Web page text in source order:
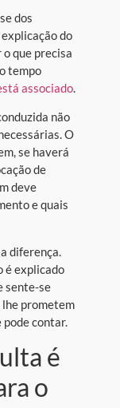
dos
do
que precisa
tempo
associado.
não
O
se haverá
de
deve
e quais
diferença.
é explicado
sente-se
lhe prometem
pode contar.
é
o